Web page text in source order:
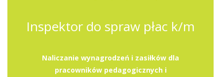
Inspektor do spraw płac k/m
Naliczanie wynagrodzeń i zasiłków dla
pracowników pedagogicznych i